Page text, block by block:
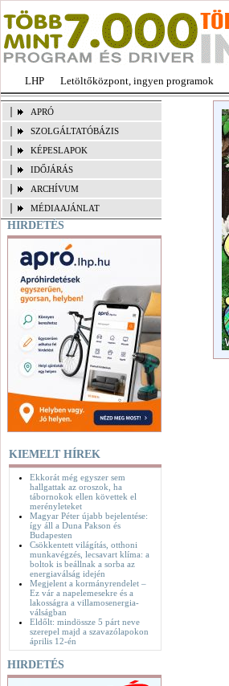
LHP Letöltőközpont, ingyen programok
APRÓ
SZOLGÁLTATÓBÁZIS
KÉPESLAPOK
IDŐJÁRÁS
ARCHÍVUM
MÉDIAAJÁNLAT
HIRDETÉS
KIEMELT HÍREK
Ekkorát még egyszer sem
hallgattak az oroszok, ha
tábornokok ellen követtek el
merényleteket
Magyar Péter újabb bejelentése:
így áll a Duna Pakson és
Budapesten
Csökkentett világítás, otthoni
munkavégzés, lecsavart klíma: a
boltok is beállnak a sorba az
energiaválság idején
Megjelent a kormányrendelet –
Ez vár a napelemesekre és a
lakosságra a villamosenergia-
válságban
Eldőlt: mindössze 5 párt neve
szerepel majd a szavazólapokon
április 12-én
HIRDETÉS